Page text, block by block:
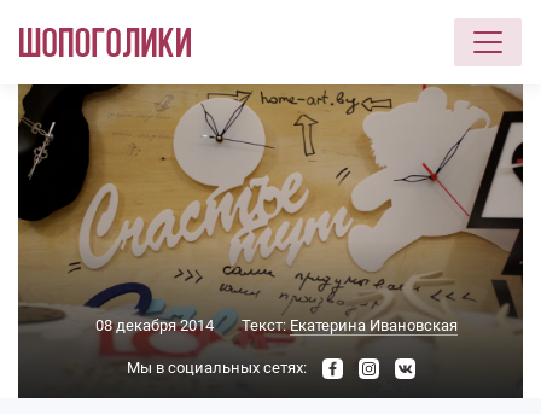
Перейти к основному содержанию
08 декабря 2014 Текст: Екатерина Ивановская
Мы в социальных сетях: